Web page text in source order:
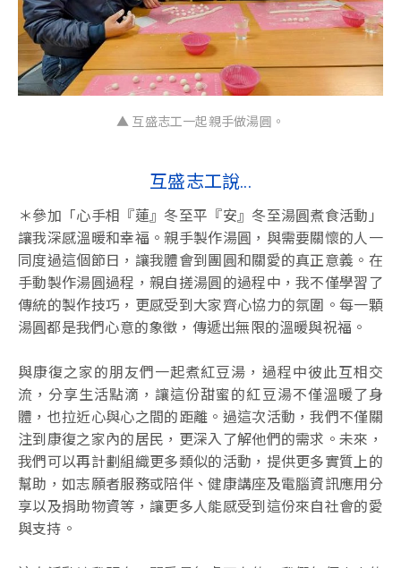
▲ 互盛志工一起親手做湯圓。
互盛志工說...
＊參加「心手相『蓮』冬至平『安』冬至湯圓煮食活動」
讓我深感溫暖和幸福。親手製作湯圓，與需要關懷的人一
同度過這個節日，讓我體會到團圓和關愛的真正意義。在
手動製作湯圓過程，親自搓湯圓的過程中，我不僅學習了
傳統的製作技巧，更感受到大家齊心協力的氛圍。每一顆
湯圓都是我們心意的象徵，傳遞出無限的溫暖與祝福。
與康復之家的朋友們一起煮紅豆湯，過程中彼此互相交
流，分享生活點滴，讓這份甜蜜的紅豆湯不僅溫暖了身
體，也拉近心與心之間的距離。過這次活動，我們不僅關
注到康復之家內的居民，更深入了解他們的需求。未來，
我們可以再計劃組織更多類似的活動，提供更多實質上的
幫助，如志願者服務或陪伴、健康講座及電腦資訊應用分
享以及捐助物資等，讓更多人能感受到這份來自社會的愛
與支持。